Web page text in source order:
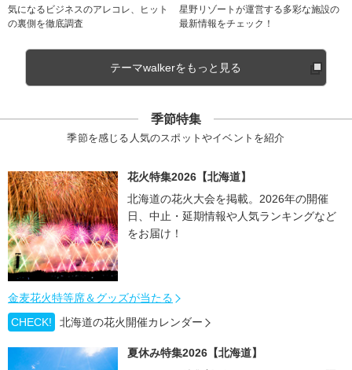
気になるビジネスのアレコレ、ヒット
の裏側を徹底調査
星野リゾートが運営する多彩な施設の
最新情報をチェック！
テーマwalkerをもっと見る
季節特集
季節を感じる人気のスポットやイベントを紹介
花火特集2026【北海道】
北海道の花火大会を掲載。2026年の開催
日、中止・延期情報や人気ランキングなど
をお届け！
金麦花火特等席＆グッズが当たる
CHECK!
北海道の花火開催カレンダー
夏休み特集2026【北海道】